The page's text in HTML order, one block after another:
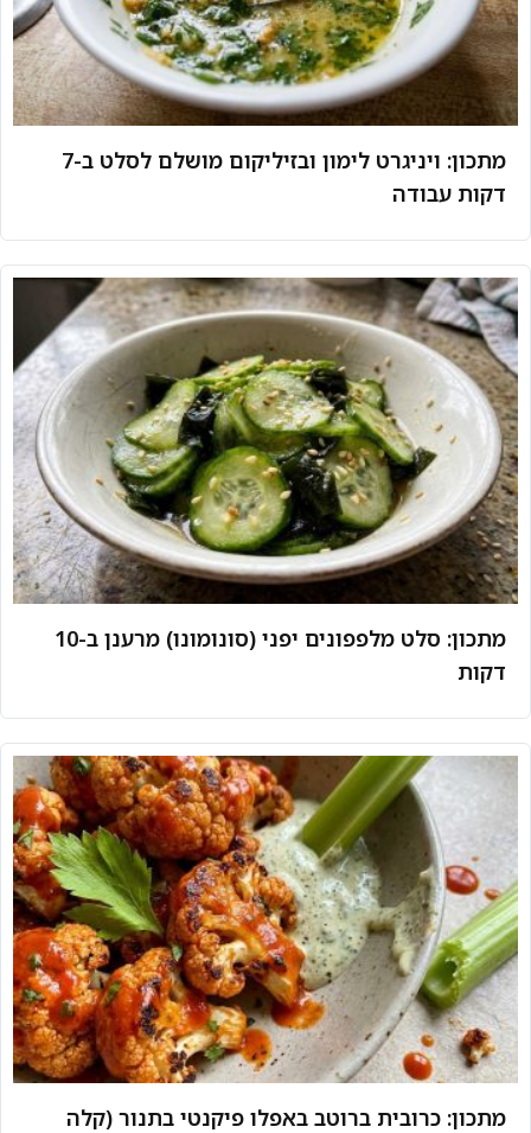
מתכון: ויניגרט לימון ובזיליקום מושלם לסלט ב-7
דקות עבודה
מתכון: סלט מלפפונים יפני (סונומונו) מרענן ב-10
דקות
מתכון: כרובית ברוטב באפלו פיקנטי בתנור (קלה